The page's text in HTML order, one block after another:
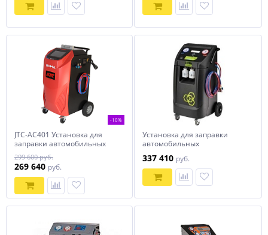
-10%
JTC-AC401 Установка для
заправки автомобильных
кондиционеров
299 600 руб.
269 640 руб.
Установка для заправки
автомобильных
AIR-NEX 9410
337 410 руб.